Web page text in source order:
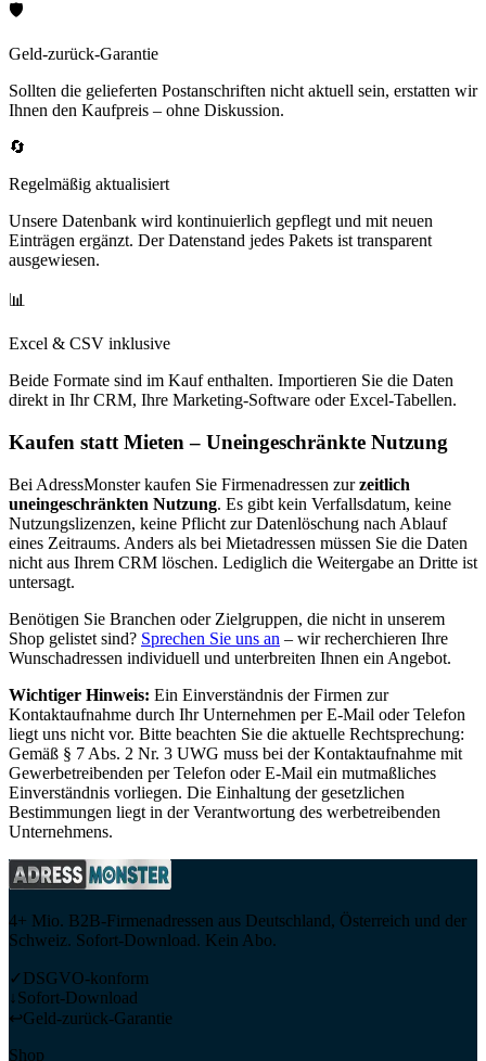
🛡️
Geld-zurück-Garantie
Sollten die gelieferten Postanschriften nicht aktuell sein, erstatten wir
Ihnen den Kaufpreis – ohne Diskussion.
🔄
Regelmäßig aktualisiert
Unsere Datenbank wird kontinuierlich gepflegt und mit neuen
Einträgen ergänzt. Der Datenstand jedes Pakets ist transparent
ausgewiesen.
📊
Excel & CSV inklusive
Beide Formate sind im Kauf enthalten. Importieren Sie die Daten
direkt in Ihr CRM, Ihre Marketing-Software oder Excel-Tabellen.
Kaufen statt Mieten – Uneingeschränkte Nutzung
Bei AdressMonster kaufen Sie Firmenadressen zur zeitlich
uneingeschränkten Nutzung. Es gibt kein Verfallsdatum, keine
Nutzungslizenzen, keine Pflicht zur Datenlöschung nach Ablauf
eines Zeitraums. Anders als bei Mietadressen müssen Sie die Daten
nicht aus Ihrem CRM löschen. Lediglich die Weitergabe an Dritte ist
untersagt.
Benötigen Sie Branchen oder Zielgruppen, die nicht in unserem
Shop gelistet sind? Sprechen Sie uns an – wir recherchieren Ihre
Wunschadressen individuell und unterbreiten Ihnen ein Angebot.
Wichtiger Hinweis: Ein Einverständnis der Firmen zur
Kontaktaufnahme durch Ihr Unternehmen per E-Mail oder Telefon
liegt uns nicht vor. Bitte beachten Sie die aktuelle Rechtsprechung:
Gemäß § 7 Abs. 2 Nr. 3 UWG muss bei der Kontaktaufnahme mit
Gewerbetreibenden per Telefon oder E-Mail ein mutmaßliches
Einverständnis vorliegen. Die Einhaltung der gesetzlichen
Bestimmungen liegt in der Verantwortung des werbetreibenden
Unternehmens.
4+ Mio. B2B-Firmenadressen aus Deutschland, Österreich und der
Schweiz. Sofort-Download. Kein Abo.
✓ DSGVO-konform
↓Sofort-Download
↩Geld-zurück-Garantie
Shop